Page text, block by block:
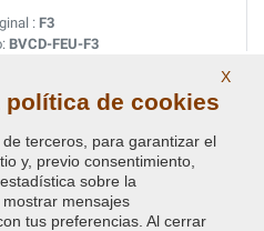
: F3
BVCD-FEU-F3
: XSC 2544
BVCD-FEU-XSC2544
(VEDI FEU C3 4570)
X
política de cookies
terceros, para garantizar el
y, previo consentimiento,
sobre la
mensajes
tus preferencias. Al cerrar